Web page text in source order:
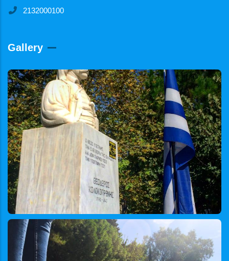
2132000100
Gallery